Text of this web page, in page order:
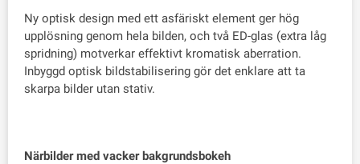
Ny optisk design med ett asfäriskt element ger hög
upplösning genom hela bilden, och två ED-glas (extra låg
spridning) motverkar effektivt kromatisk aberration.
Inbyggd optisk bildstabilisering gör det enklare att ta
skarpa bilder utan stativ.
Närbilder med vacker bakgrundsbokeh